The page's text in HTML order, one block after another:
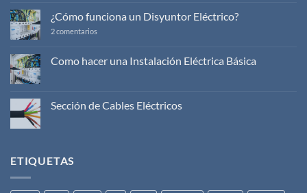
en
Enchufes
20A
¿Cómo funciona un Disyuntor Eléctrico?
2 comentarios
Disyuntor
Como hacer una Instalación Eléctrica Básica
en
Como
Sección de Cables Eléctricos
de
ETIQUETAS